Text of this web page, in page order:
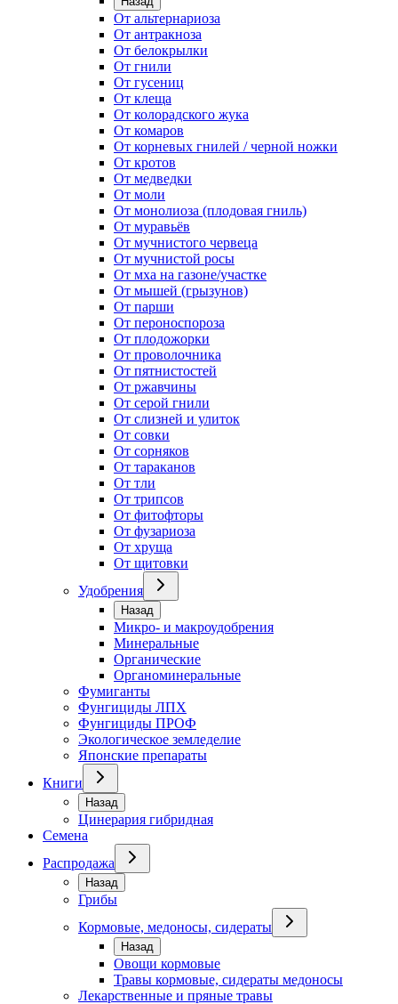
От альтернариоза
От антракноза
От белокрылки
От гнили
От гусениц
От клеща
От колорадского жука
От комаров
От корневых гнилей / черной ножки
От кротов
От медведки
От моли
От монолиоза (плодовая гниль)
От муравьёв
От мучнистого червеца
От мучнистой росы
От мха на газоне/участке
От мышей (грызунов)
От парши
От пероноспороза
От плодожорки
От проволочника
От пятнистостей
От ржавчины
От серой гнили
От слизней и улиток
От совки
От сорняков
От тараканов
От тли
От трипсов
От фитофторы
От фузариоза
От хруща
От щитовки
Удобрения
Назад
Микро- и макроудобрения
Минеральные
Органические
Органоминеральные
Фумиганты
Фунгициды ЛПХ
Фунгициды ПРОФ
Экологическое земледелие
Японские препараты
Книги
Назад
Цинерария гибридная
Семена
Распродажа
Назад
Грибы
Кормовые, медоносы, сидераты
Назад
Овощи кормовые
Травы кормовые, сидераты медоносы
Лекарственные и пряные травы